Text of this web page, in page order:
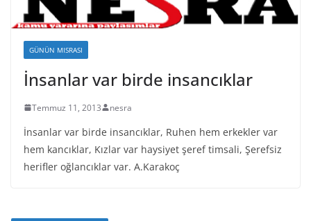
GÜNÜN MISRASI
İnsanlar var birde insancıklar
Temmuz 11, 2013 nesra
İnsanlar var birde insancıklar, Ruhen hem erkekler var
hem kancıklar, Kızlar var haysiyet şeref timsali, Şerefsiz
herifler oğlancıklar var. A.Karakoç